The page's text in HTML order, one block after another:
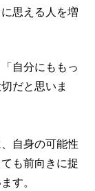
思える人を増
自分にももっ
だと思いま
自身の可能性
も前向きに捉
す。